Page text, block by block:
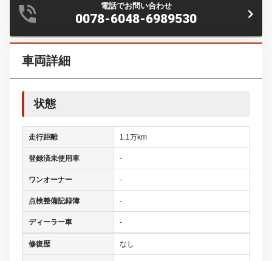
電話でお問い合わせ
0078-6048-6989530
車両詳細
状態
走行距離 1.1万km
登録済未使用車 -
ワンオーナー -
点検整備記録簿 -
ディーラー車 -
修復歴 なし